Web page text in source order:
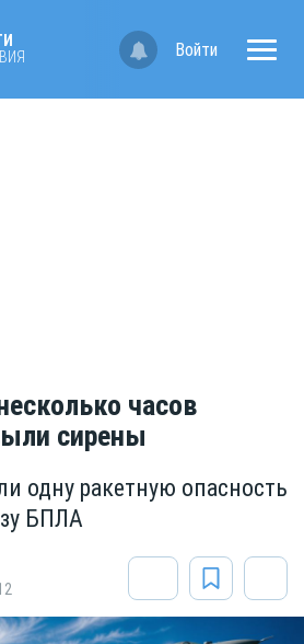
Войти
часов
сирены
одну ракетную опасность
БПЛА